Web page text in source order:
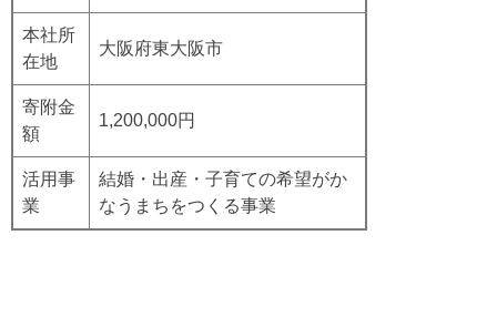
本社所
在地
​大阪府東大阪市
寄附金
額
​1,200,000円
活用事
業
結婚・出産・子育ての希望がか
なうまちをつくる事業